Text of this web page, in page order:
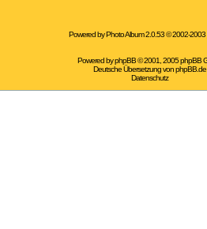
Powered by Photo Album 2.0.53 © 2002-2003
Powered byphpBB© 2001, 2005 phpBB
Deutsche Übersetzung vonphpBB.de
Datenschutz